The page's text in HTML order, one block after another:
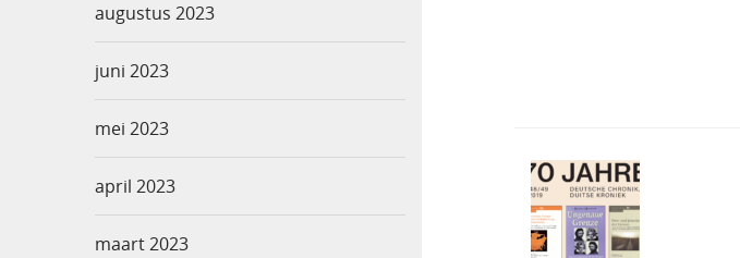
augustus 2023
juni 2023
mei 2023
april 2023
maart 2023